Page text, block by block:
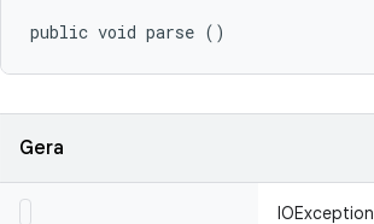
public void parse ()
Gera
IOException